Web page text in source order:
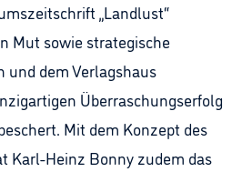
„Landlust“
Mut sowie strategische
und dem Verlagshaus
Überraschungserfolg
Mit dem Konzept des
Karl-Heinz Bonny zudem das